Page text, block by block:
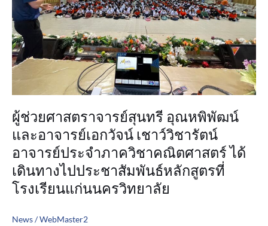
ผู้ช่วยศาสตราจารย์สุนทรี อุณหพิพัฒน์
และอาจารย์เอกวัจน์ เชาว์วิชารัตน์
อาจารย์ประจำภาควิชาคณิตศาสตร์ ได้
เดินทางไปประชาสัมพันธ์หลักสูตรที่
โรงเรียนแก่นนครวิทยาลัย
News/WebMaster2
อาจารย์
เอก
วัจน์
เชาว์
วิชา
รัตน์
ภาค
วิชา
คณิตศาสตร์
ได้
เดิน
ทาง
ไป
หลักสูตร